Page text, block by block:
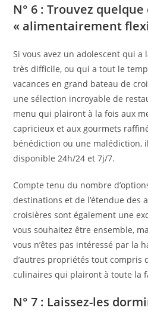
N° 6 : Trouvez
« alimentairement
Si vous avez un adolescent qui a
très difficile, ou qui a tout le
vacances en grand bateau de
une sélection incroyable de
menu qui plairont à la fois aux
capricieux et aux gourmets
bénédiction ou une malédiction,
disponible 24h/24 et 7j/7.
Compte tenu du nombre
destinations et de l’étendue des
croisières sont également une
vous souhaitez être ensemble,
vous n’êtes pas intéressé par la
d’autres propriétés tout compris
culinaires qui plairont à toute la
N° 7 : Laissez-les